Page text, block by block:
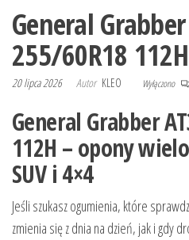
General
255/60R18 112H
20 lipca 2026 Autor KLEO Wyłączono
General Grabber
112H – opony
SUV i 4×4
Jeśli szukasz ogumienia, które
zmienia się z dnia na dzień, jak i gdy